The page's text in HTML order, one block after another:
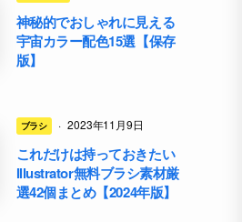
神秘的でおしゃれに見える
宇宙カラー配色15選【保存
版】
ブラシ · 2023年11月9日
これだけは持っておきたい
Illustrator無料ブラシ素材厳
選42個まとめ【2024年版】